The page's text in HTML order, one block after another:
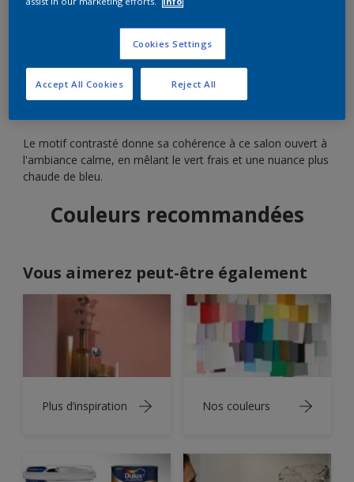
Ce salon ouvert est équilibré par l'association de
Le motif contrasté donne sa cohérence à ce salon ouvert à
l'ambiance calme, en mêlant le vert frais et une nuance plus
chaude de bleu.
Couleurs recommandées
Vous aimerez peut-être également
Plus d’inspiration Nos couleurs
Cookies Settings
Reject All
Accept All Cookies